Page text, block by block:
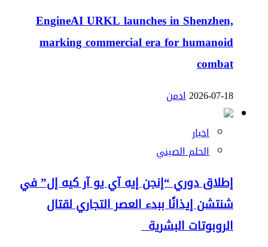
EngineAI URKL launches in Shenzhen,
marking commercial era for humanoid
combat
2026-07-18ادمن
اخبار
الحلم الصيني
إطلاق دوري “إنجن إيه آي يو آر كيه إل” في
شنتشن إيذانًا ببدء العصر التجاري لقتال
الروبوتات البشرية